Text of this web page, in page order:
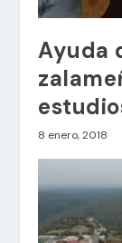
Ayuda
8 enero, 2018